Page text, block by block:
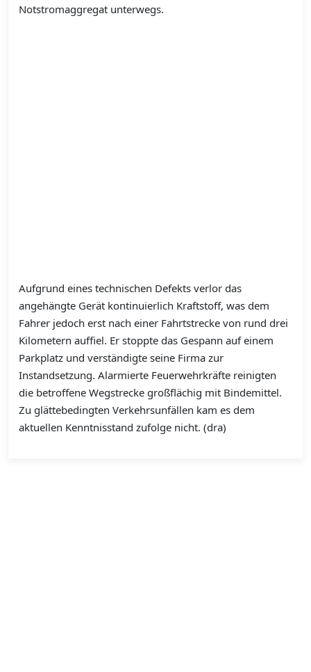
Notstromaggregat unterwegs.
Aufgrund eines technischen Defekts verlor das
angehängte Gerät kontinuierlich Kraftstoff, was dem
Fahrer jedoch erst nach einer Fahrtstrecke von rund drei
Kilometern auffiel. Er stoppte das Gespann auf einem
Parkplatz und verständigte seine Firma zur
Instandsetzung. Alarmierte Feuerwehrkräfte reinigten
die betroffene Wegstrecke großflächig mit Bindemittel.
Zu glättebedingten Verkehrsunfällen kam es dem
aktuellen Kenntnisstand zufolge nicht. (dra)